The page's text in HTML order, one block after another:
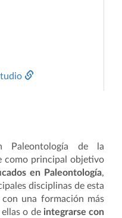
Paleontología de la
como principal objetivo
en Paleontología,
disciplinas de esta
una formación más
o de integrarse con